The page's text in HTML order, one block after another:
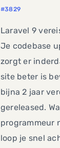
#3829
Laravel 9
Je codebase
zorgt er
site beter is
bijna 2 jaar
gereleased.
programmeur
loop je snel